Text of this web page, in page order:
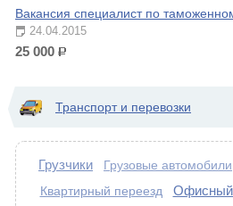
Вакансия специалист по
24.04.2015
25 000 р.
Транспорт и перевозки
Грузчики Грузовые автомобили
Квартирный переезд Офисный